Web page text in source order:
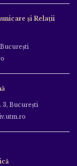
și Relații
3, Bucureşti